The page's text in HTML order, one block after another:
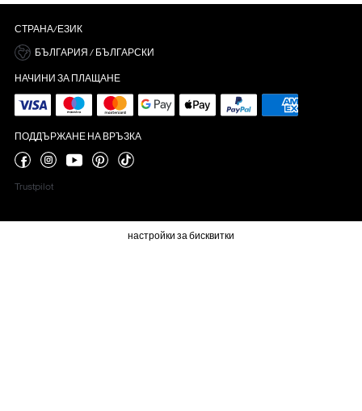
СТРАНА/ЕЗИК
БЪЛГАРИЯ / БЪЛГАРСКИ
НАЧИНИ ЗА ПЛАЩАНЕ
ПОДДЪРЖАНЕ НА ВРЪЗКА
Trustpilot
настройки за бисквитки